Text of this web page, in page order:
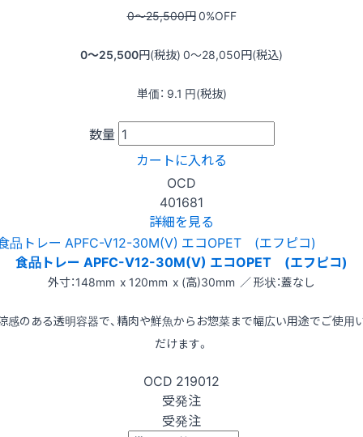
0〜25,500円0%OFF
0〜25,500円(税抜) 0〜28,050円(税込)
単価： 9.1 円(税抜)
数量
カートに入れる
OCD
401681
詳細を見る
食品トレー APFC-V12-30M(V) エコOPET (エフピコ)
外寸：148mm x 120mm x (高)30mm ／ 形状：蓋なし
感のある透明容器で、精肉や鮮魚からお惣菜まで幅広い用途でご使用
だけます。
OCD 219012
受発注
受発注